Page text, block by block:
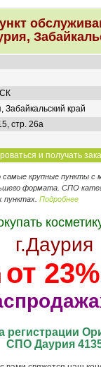
Забайкальский край
стр. 26а
и получать
крупные пункты с
формата. СПО
пунктах. Подробнее
г.Даурия
от 23%
регистрации
СПО Даурия